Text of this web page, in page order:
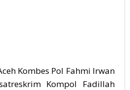
Kombes Pol Fahmi Irwan
Kompol Fadillah